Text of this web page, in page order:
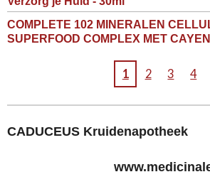
COMPLETE 102 MINERALEN
SUPERFOOD COMPLEX MET
1 2 3 4
CADUCEUS Kruidenapotheek